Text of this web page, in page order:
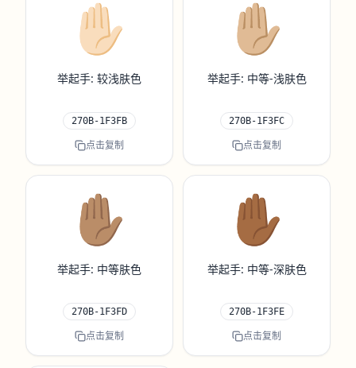
✋🏻
举起手: 较浅肤色
270B-1F3FB
点击复制
✋🏼
举起手: 中等-浅肤色
270B-1F3FC
点击复制
✋🏽
举起手: 中等肤色
270B-1F3FD
点击复制
✋🏾
举起手: 中等-深肤色
270B-1F3FE
点击复制